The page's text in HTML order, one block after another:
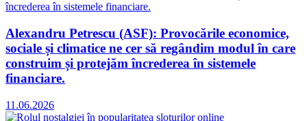
Alexandru Petrescu (ASF): Provocările economice,
sociale și climatice ne cer să regândim modul în care
construim și protejăm încrederea în sistemele
financiare.
11.06.2026